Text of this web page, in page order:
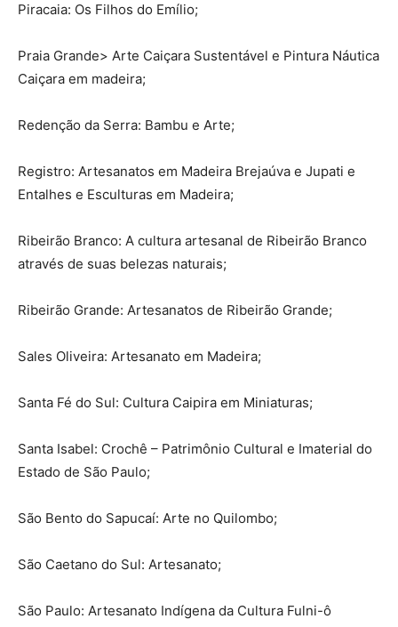
Piracaia: Os Filhos do Emílio;
Praia Grande> Arte Caiçara Sustentável e Pintura Náutica
Caiçara em madeira;
Redenção da Serra: Bambu e Arte;
Registro: Artesanatos em Madeira Brejaúva e Jupati e
Entalhes e Esculturas em Madeira;
Ribeirão Branco: A cultura artesanal de Ribeirão Branco
através de suas belezas naturais;
Ribeirão Grande: Artesanatos de Ribeirão Grande;
Sales Oliveira: Artesanato em Madeira;
Santa Fé do Sul: Cultura Caipira em Miniaturas;
Santa Isabel: Crochê – Patrimônio Cultural e Imaterial do
Estado de São Paulo;
São Bento do Sapucaí: Arte no Quilombo;
São Caetano do Sul: Artesanato;
São Paulo: Artesanato Indígena da Cultura Fulni-ô